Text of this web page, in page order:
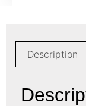
Description